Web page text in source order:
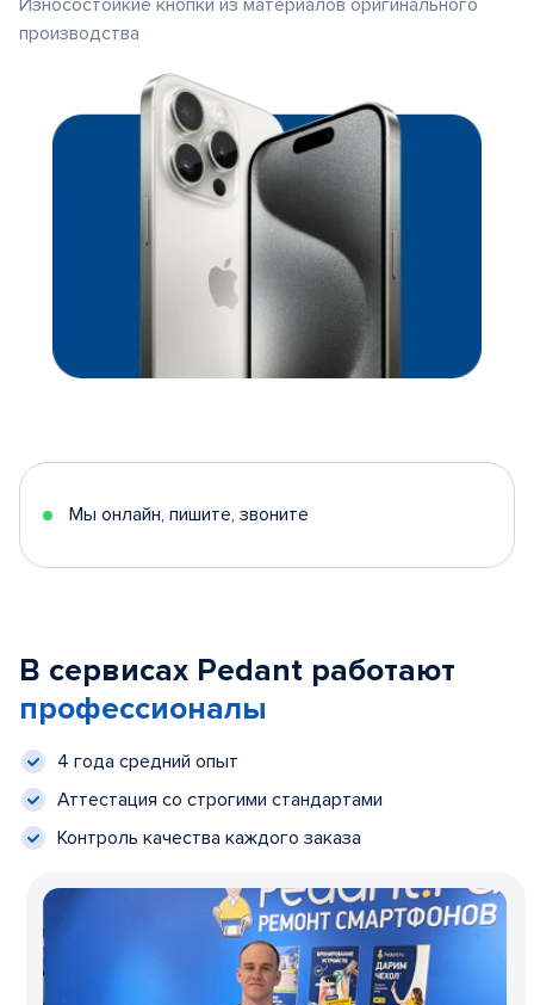
Износостойкие кнопки из материалов оригинального
производства
Мы онлайн, пишите, звоните
В сервисах Pedant работают
профессионалы
4 года средний опыт
Аттестация со строгими стандартами
Контроль качества каждого заказа